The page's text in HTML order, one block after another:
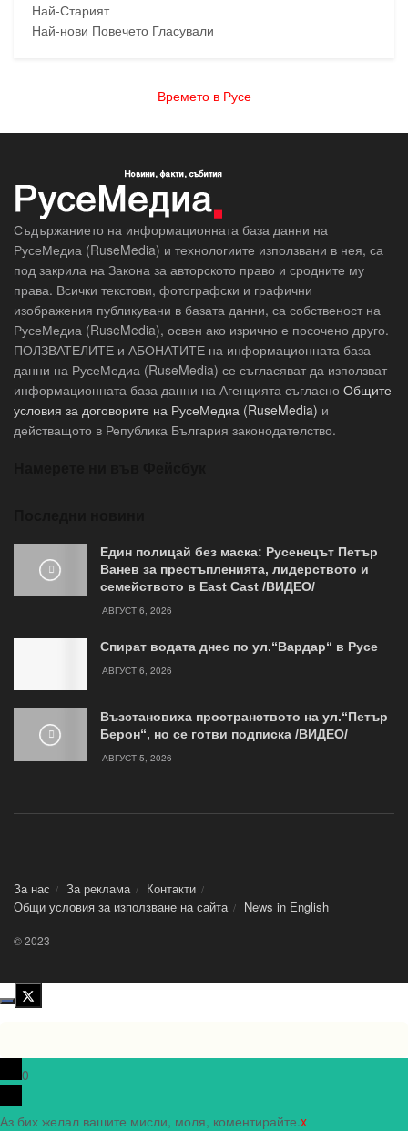
Най-Старият
Най-нови Повечето Гласували
Времето в Русе
Съдържанието на информационната база данни на
РусеМедиа (RuseMedia) и технологиите използвани в нея, са
под закрила на Закона за авторското право и сродните му
права. Всички текстови, фотографски и графични
изображения публикувани в базата данни, са собственост на
РусеМедиа (RuseMedia), освен ако изрично е посочено друго.
ПОЛЗВАТЕЛИТЕ и АБОНАТИТЕ на информационната база
данни на РусеМедиа (RuseMedia) се съгласяват да използват
информационната база данни на Агенцията съгласно Общите
условия за договорите на РусеМедиа (RuseMedia) и
действащото в Република България законодателство.
Един полицай без маска: Русенецът Петър
Ванев за престъпленията, лидерството и
семейството в East Cast /ВИДЕО/
АВГУСТ 6, 2026
Спират водата днес по ул.“Вардар“ в Русе
АВГУСТ 6, 2026
Възстановиха пространството на ул.“Петър
Берон“, но се готви подписка /ВИДЕО/
АВГУСТ 5, 2026
За нас За реклама
Контакти
Общи условия за използване на сайта
News in Еnglish
© 2023
0
Аз бих желал вашите мисли, моля, коментирайте.x